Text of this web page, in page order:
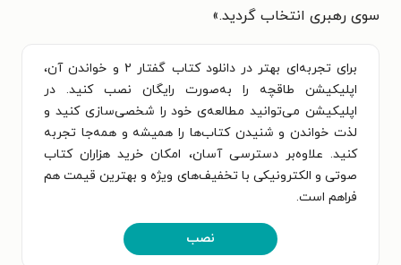
سوی رهبری انتخاب گردید.»
برای تجربه‌ای بهتر در دانلود کتاب گفتار ۲ و خواندن آن،
اپلیکیشن طاقچه را به‌صورت رایگان نصب کنید. در
اپلیکیشن می‌توانید مطالعه‌ی خود را شخصی‌سازی کنید و
لذت خواندن و شنیدن کتاب‌ها را همیشه و همه‌جا تجربه
کنید. علاوه‌بر دسترسی آسان، امکان خرید هزاران کتاب
صوتی و الکترونیکی با تخفیف‌های ویژه و بهترین قیمت هم
فراهم است.
نصب